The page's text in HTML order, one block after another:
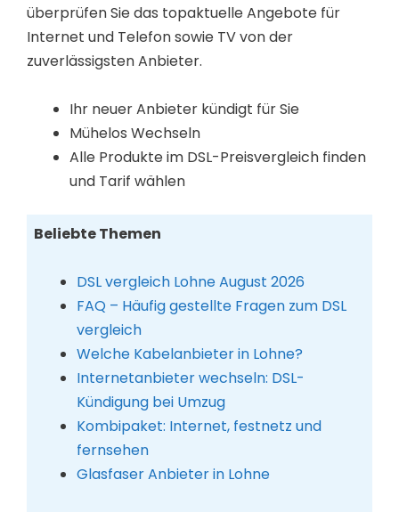
überprüfen Sie das topaktuelle Angebote für
Internet und Telefon sowie TV von der
zuverlässigsten Anbieter.
Ihr neuer Anbieter kündigt für Sie
Mühelos Wechseln
Alle Produkte im DSL-Preisvergleich finden
und Tarif wählen
Beliebte Themen
DSL vergleich Lohne August 2026
FAQ – Häufig gestellte Fragen zum DSL
vergleich
Welche Kabelanbieter in Lohne?
Internetanbieter wechseln: DSL-
Kündigung bei Umzug
Kombipaket: Internet, festnetz und
fernsehen
Glasfaser Anbieter in Lohne